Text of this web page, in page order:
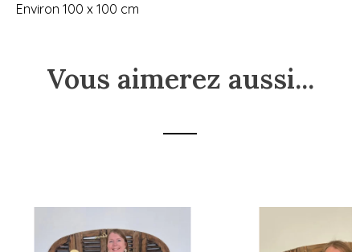
Environ 100 x 100 cm
Vous aimerez aussi...